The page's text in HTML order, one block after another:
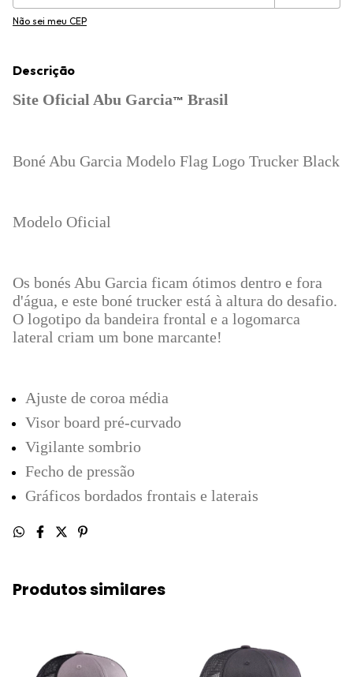
Não sei meu CEP
Descrição
Site Oficial Abu Garcia™ Brasil
Boné Abu Garcia Modelo Flag Logo Trucker Black
Modelo Oficial
Os bonés Abu Garcia ficam ótimos dentro e fora
d'água, e este boné trucker está à altura do desafio.
O logotipo da bandeira frontal e a logomarca
lateral criam um bone marcante!
Ajuste de coroa média
Visor board pré-curvado
Vigilante sombrio
Fecho de pressão
Gráficos bordados frontais e laterais
Produtos similares